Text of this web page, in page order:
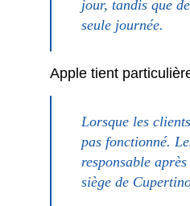
jour, tandis que
seule journée.
Apple tient
Lorsque les
pas fonctionné.
responsable
siège de